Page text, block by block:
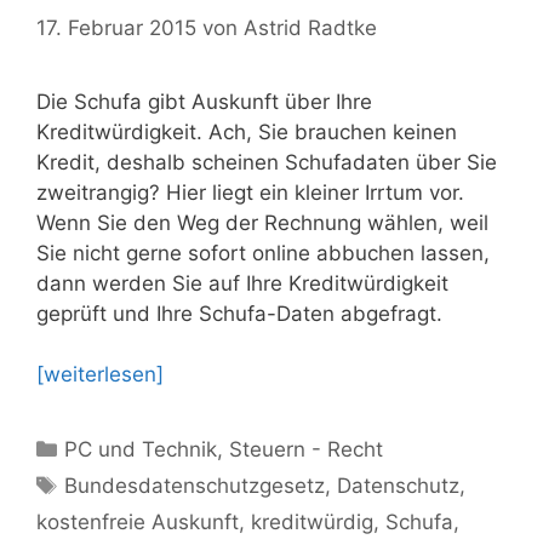
17. Februar 2015 von Astrid Radtke
Die Schufa gibt Auskunft über Ihre
Kreditwürdigkeit. Ach, Sie brauchen keinen
Kredit, deshalb scheinen Schufadaten über Sie
zweitrangig? Hier liegt ein kleiner Irrtum vor.
Wenn Sie den Weg der Rechnung wählen, weil
Sie nicht gerne sofort online abbuchen lassen,
dann werden Sie auf Ihre Kreditwürdigkeit
geprüft und Ihre Schufa-Daten abgefragt.
[weiterlesen]
Kategorien
PC und Technik, Steuern - Recht
Schlagwörter
Bundesdatenschutzgesetz, Datenschutz,
kostenfreie Auskunft, kreditwürdig, Schufa,